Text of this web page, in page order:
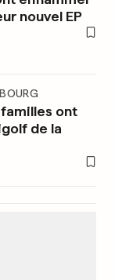
nouvel EP
ont
de la